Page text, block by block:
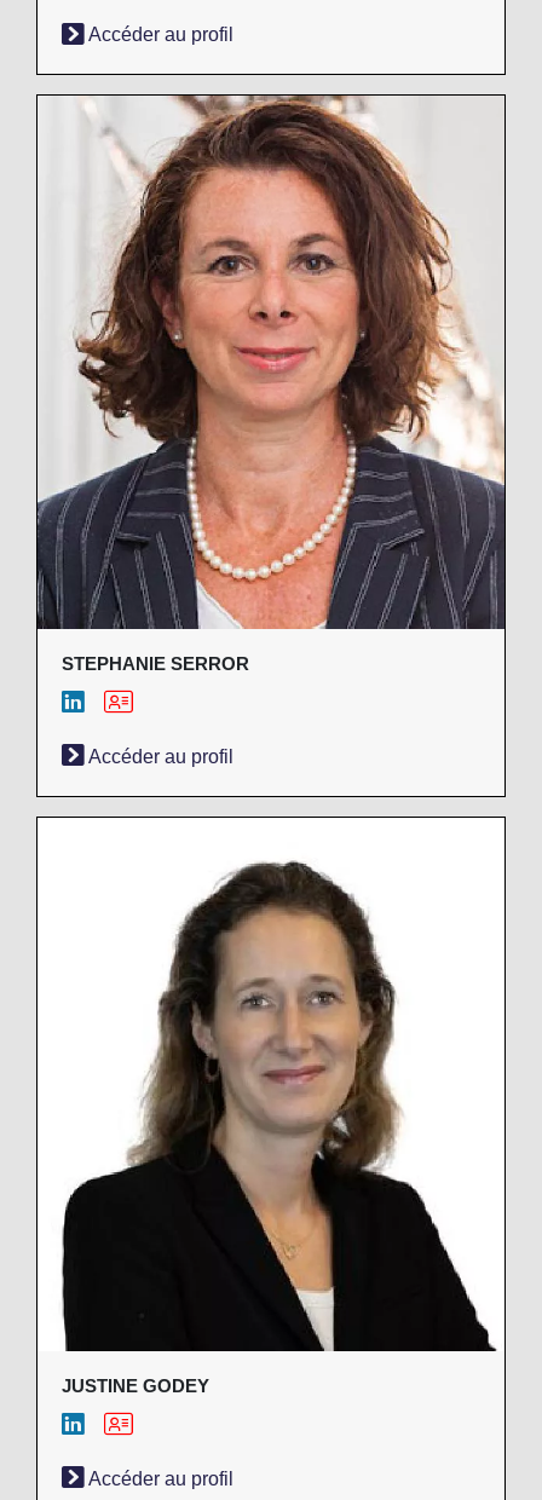
Accéder au profil
STEPHANIE SERROR
Accéder au profil
JUSTINE GODEY
Accéder au profil